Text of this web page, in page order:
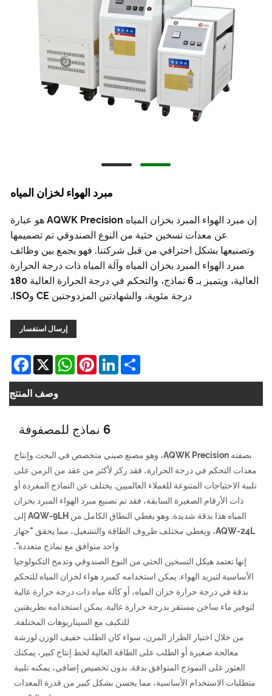
مبرد الهواء لخزان المياه
إن مبرد الهواء المبرد بخزان المياه AQWK Precision هو عبارة
عن معدات تسخين حثية من النوع الصندوقي تم تصميمها
وتصنيعها بشكل احترافي من قبل شركتنا. فهو يجمع بين وظائف
مبرد الهواء المبرد بخزان المياه وآلة المياه ذات درجة الحرارة
العالية، ويتميز بـ 6 نماذج، والتحكم في درجة الحرارة العالية 180
درجة مئوية، والشهادتين المزدوجتين CE وISO.
إرسال استفسار
X
WhatsAppPinterestLinkedInShare
وصف المنتج
6 نماذج للمصفوفة
بصفته AQWK Precision، وهو مصنع صيني متخصص في البحث وإنتاج
معدات التحكم في درجة الحرارة، فقد ركز لأكثر من عقد من الزمن على
تلبية الاحتياجات المتنوعة للعملاء العالميين. يختلف عن النماذج المفردة أو
ذات الأرقام الصغيرة السابقة، فقد تم تصنيع مبرد الهواء المبرد بخزان
المياه هذا بدقة شديدة. وهو يغطي النطاق الكامل من AQW-9LH إلى
AQW-24L، ويغطي مختلف ظروف الطاقة والتشغيل، مما يحقق "جهاز
واحد متوافق مع نماذج متعددة".
إنها تعتمد هيكل التسخين الحثي من النوع الصندوقي وتدمج التكنولوجيا
الأساسية لتبريد الهواء. يمكن استخدامه كمبرد هواء لخزان المياه للتحكم
بدقة في درجة حرارة خزان المياه، أو كآلة مياه ذات درجة حرارة عالية
لتوفير ماء ساخن مستقر بدرجة حرارة عالية. يمكن استخدامه بطريقتين
للتكيف مع السيناريوهات المختلفة.
من خلال اختيار الطراز المرن، سواء كان الطلب خفيف الوزن لورشة
معالجة صغيرة أو الطلب على الطاقة العالية لخط إنتاج كبير، يمكنك
العثور على النموذج المتوافق بدقة. بدون تخصيص إضافي، يمكنه تلبية
متطلبات الاستخدام الأساسية، مما يحسن بشكل كبير من قدرة المعدات